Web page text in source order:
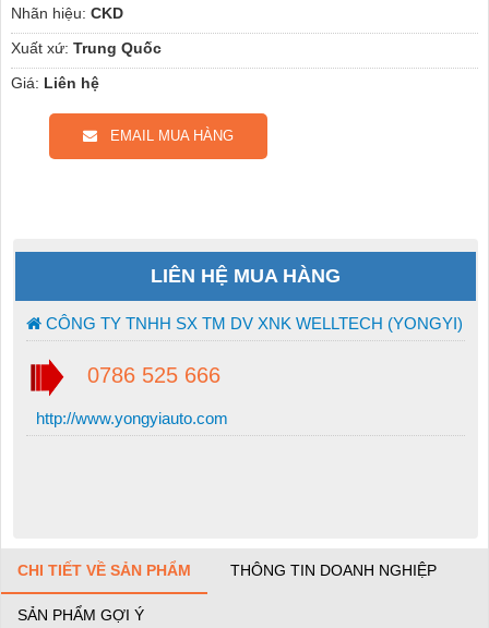
Nhãn hiệu: CKD
Xuất xứ: Trung Quốc
Giá: Liên hệ
EMAIL MUA HÀNG
LIÊN HỆ MUA HÀNG
CÔNG TY TNHH SX TM DV XNK WELLTECH (YONGYI)
0786 525 666
http://www.yongyiauto.com
CHI TIẾT VỀ SẢN PHẨM THÔNG TIN DOANH NGHIỆP
SẢN PHẨM GỢI Ý